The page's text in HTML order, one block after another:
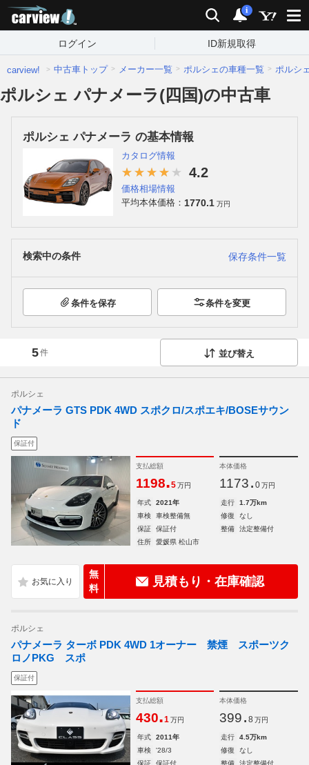
検索 通知
i
ログイン ID新規取得
carview! 中古車トップ メーカー一覧 ポルシェの車種一覧 ポルシ
ポルシェ パナメーラ(四国)の中古車
ポルシェ パナメーラ の基本情報
カタログ情報
4.2
価格相場情報
平均本体価格： 1770.1 万円
検索中の条件 保存条件一覧
条件を保存 条件を変更
5件 並び替え
ポルシェ
パナメーラ GTS PDK 4WD スポクロ/スポエキ/BOSEサウン
ド
保証付
支払総額
1198.5 万円
本体価格
1173. 0 万円
年式 2021年 走行
1.7万km
車検
車検整備無 修復
なし
保証
保証付 整備
法定整備付
住所
愛媛県 松山市
無
料
見積もり・在庫確認
ポルシェ
パナメーラ ターボ PDK 4WD 1オーナー 禁煙 スポーツク
ロノPKG スポ
保証付
支払総額
430.1 万円
本体価格
399. 8 万円
年式 2011年 走行
4.5万km
車検
'28/3 修復
なし
保証
保証付 整備
法定整備付